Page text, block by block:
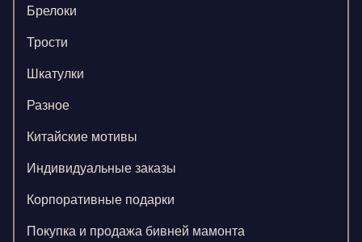
Брелоки
Трости
Шкатулки
Разное
Китайские мотивы
Индивидуальные заказы
Корпоративные подарки
Покупка и продажа бивней мамонта